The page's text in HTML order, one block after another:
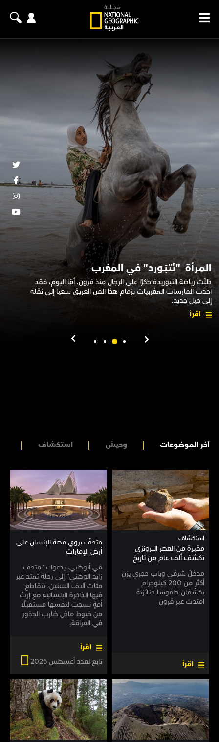
المـرأة "تَتبَـورد" في المغرب
ظلّت رياضة التبوريدة حكرًا على الرجال منذ قرون. أمّا اليوم، فقد
أخذت الفارسات المغربيات بزمام هذا الفن العريق سعيًا إلى نقله
إلى جيل جديد.
اقرأ
آخر الموضوعات وحيش استكشاف
استكشاف
مقبرة من العصر البرونزي
تكشف ألف عام من تاريخ
مدخلٌ شرقي وباب حجري يزن
أكثر من 200 كيلوجرام
يكشفان طقوسًا جنائزية
امتدت عبر قرون
اقرأ
متحفٌ يروي قصة الإنسان على
أرض الإمارات
في أبوظبي، يدعوك "متحف
زايد الوطني" إلى رحلة تمتد عبر
مئات آلاف السنين، تتقاطع
فيها الذاكرة الإنسانية مع إرث
أُمةٍ نسجت لنفسها مستقبلًا
من خيوط ماضٍ ضارب الجذور
في العراقة.
اقرأ
تابع لعدد أغسطس 2026